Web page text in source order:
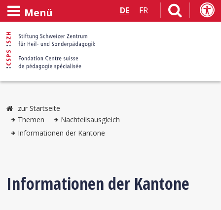
Menü DE FR
zur Startseite
Themen
Nachteilsausgleich
Informationen der Kantone
Informationen der Kantone